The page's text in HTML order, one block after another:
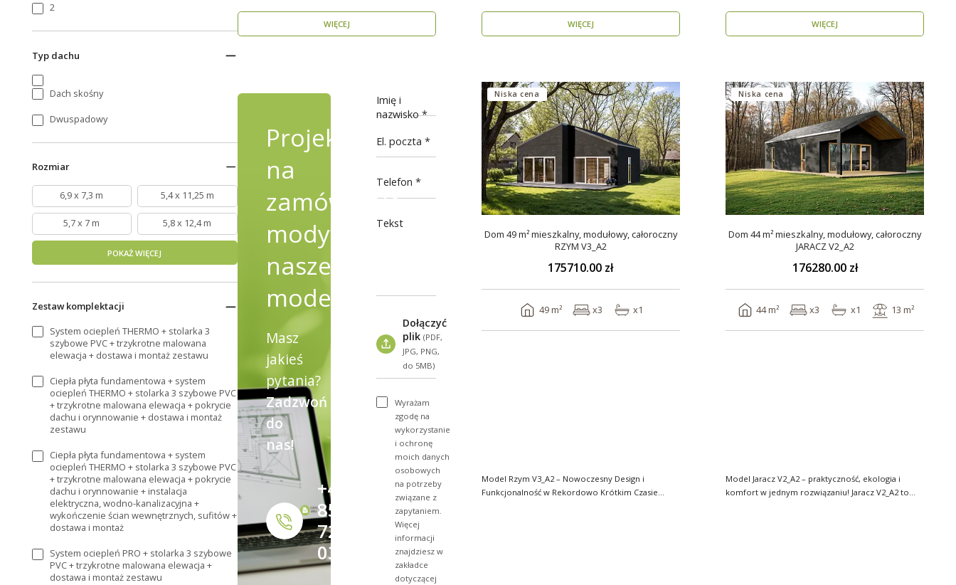
2
Typ dachu
Dach skośny
Dwuspadowy
Rozmiar
6,9 x 7,3 m 5,4 x 11,25 m
5,7 x 7 m 5,8 x 12,4 m
POKAŻ WIĘCEJ
Zestaw komplektacji
System ociepleń THERMO + stolarka 3
szybowe PVC + trzykrotne malowana
elewacja + dostawa i montaż zestawu
Ciepła płyta fundamentowa + system
ociepleń THERMO + stolarka 3 szybowe PVC
+ trzykrotne malowana elewacja + pokrycie
dachu i orynnowanie + dostawa i montaż
zestawu
Ciepła płyta fundamentowa + system
ociepleń THERMO + stolarka 3 szybowe PVC
+ trzykrotne malowana elewacja + pokrycie
dachu i orynnowanie + instalacja
elektryczna, wodno-kanalizacyjna +
wykończenie ścian wewnętrznych, sufitów +
dostawa i montaż
System ociepleń PRO + stolarka 3 szybowe
PVC + trzykrotne malowana elewacja +
dostawa i montaż zestawu
WIĘCEJ
WIĘCEJ
WIĘCEJ
Projekty
na
zamówienie,
modyfikując
nasze
modele
Masz
jakieś
pytania?
Zadzwoń
do
nas!
+48
856
723
031
Imię i
nazwisko
El. poczta
Telefon
Tekst
Dołączyć
plik(PDF,
JPG, PNG,
do 5MB)
Wyrażam
zgodę na
wykorzystanie
i ochronę
moich danych
osobowych
na potrzeby
związane z
zapytaniem.
Więcej
informacji
znajdziesz w
zakładce
dotyczącej
Niska cena
Dom 49 m² mieszkalny, modułowy, całoroczny
RZYM V3_A2
175710.00 zł
49 m² x3 x1
Model Rzym V3_A2 – Nowoczesny Design i
Funkcjonalność w Rekordowo Krótkim Czasie
Niska cena
Dom 44 m² mieszkalny, modułowy, całoroczny
JARACZ V2_A2
176280.00 zł
44 m² x3 x1 13 m²
Model Jaracz V2_A2 – praktyczność, ekologia i
komfort w jednym rozwiązaniu! Jaracz V2_A2 to